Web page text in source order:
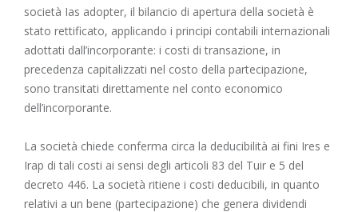
società Ias adopter, il bilancio di apertura della società è
stato rettificato, applicando i principi contabili internazionali
adottati dall’incorporante: i costi di transazione, in
precedenza capitalizzati nel costo della partecipazione,
sono transitati direttamente nel conto economico
dell’incorporante.
La società chiede conferma circa la deducibilità ai fini Ires e
Irap di tali costi ai sensi degli articoli 83 del Tuir e 5 del
decreto 446. La società ritiene i costi deducibili, in quanto
relativi a un bene (partecipazione) che genera dividendi